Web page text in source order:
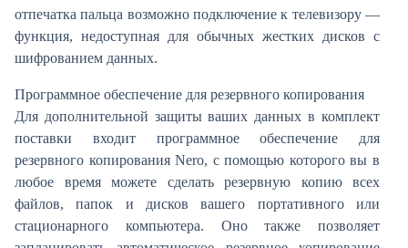
отпечатка пальца возможно подключение к телевизору —
функция, недоступная для обычных жестких дисков с
шифрованием данных.
Программное обеспечение для резервного копирования
Для дополнительной защиты ваших данных в комплект
поставки входит программное обеспечение для
резервного копирования Nero, с помощью которого вы в
любое время можете сделать резервную копию всех
файлов, папок и дисков вашего портативного или
стационарного компьютера. Оно также позволяет